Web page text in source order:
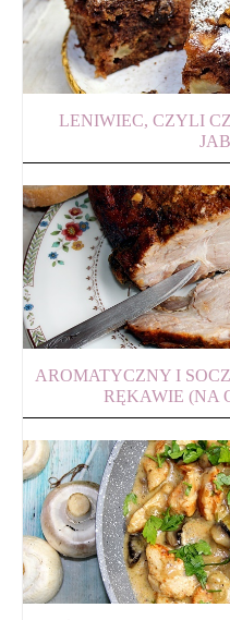
LENIWIEC, CZYLI
AROMATYCZNY I
RĘKAWIE (NA